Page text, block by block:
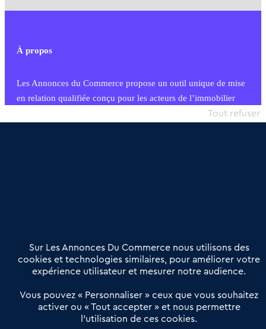
À propos
Les Annonces du Commerce propose un outil unique de mise
en relation qualifiée conçu pour les acteurs de l’immobilier
commercial et les collectivités territoriales, simple et intégrant
Offres Pro
Actualités
Qui sommes nous ?
Derniers articles
Réseau 3C : un partenaire national dédié aux transactions
Sur Les Annonces Du Commerce nous utilisons des
cookies et technologies similaires, pour améliorer votre
expérience utilisateur et mesurer notre audience.
Vous pouvez « Personnaliser » ceux que vous souhaitez
activer ou « Tout accepter » et nous permettre
l’utilisation de ces cookies.
Tout refuser